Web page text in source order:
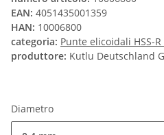
EAN: 4051435001359
HAN: 10006800
categoria: Punte elicoidali HSS-
produttore: Kutlu Deutschland
Diametro